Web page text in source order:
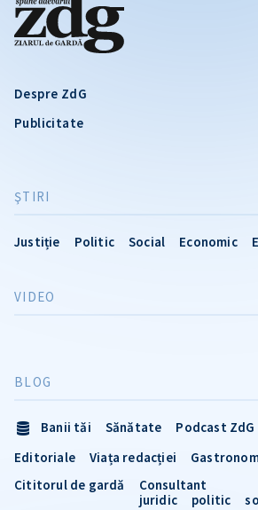
Despre ZdG
Publicitate
ŞTIRI
Justiție Politic Social Economic
VIDEO
BLOG
Banii tăi Sănătate Podcast ZdG
Editoriale
Viața redacției
Cititorul de gardă
Consultant
juridic
politic